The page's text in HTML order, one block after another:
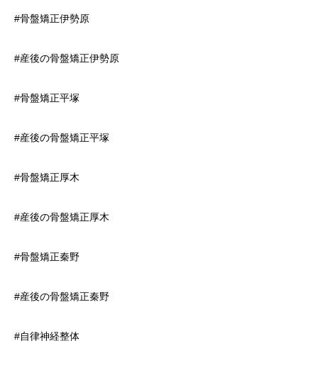
#骨盤矯正伊勢原
#産後の骨盤矯正伊勢原
#骨盤矯正平塚
#産後の骨盤矯正平塚
#骨盤矯正厚木
#産後の骨盤矯正厚木
#骨盤矯正秦野
#産後の骨盤矯正秦野
#自律神経整体